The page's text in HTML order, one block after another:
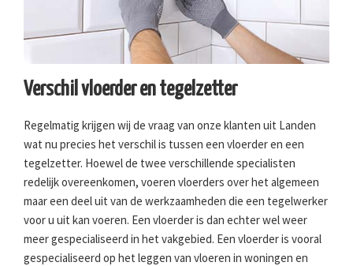
Verschil vloerder en tegelzetter
Regelmatig krijgen wij de vraag van onze klanten uit Landen
wat nu precies het verschil is tussen een vloerder en een
tegelzetter. Hoewel de twee verschillende specialisten
redelijk overeenkomen, voeren vloerders over het algemeen
maar een deel uit van de werkzaamheden die een tegelwerker
voor u uit kan voeren. Een vloerder is dan echter wel weer
meer gespecialiseerd in het vakgebied. Een vloerder is vooral
gespecialiseerd op het leggen van vloeren in woningen en